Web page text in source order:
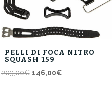
PELLI DI FOCA NITRO
SQUASH 159
209,00€ Il
146,00€Il